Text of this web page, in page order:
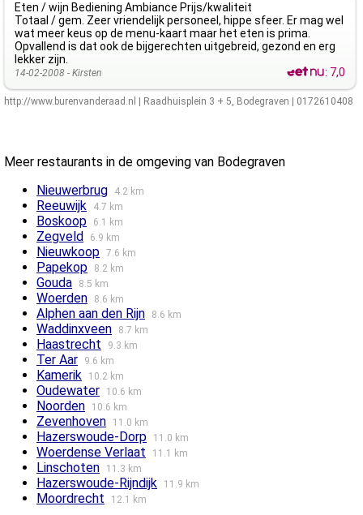
Eten / wijn Bediening Ambiance Prijs/kwaliteit
Totaal / gem. Zeer vriendelijk personeel, hippe sfeer. Er mag wel
wat meer keus op de menu-kaart maar het eten is prima.
Opvallend is dat ook de bijgerechten uitgebreid, gezond en erg
lekker zijn.
14-02-2008 - Kirsten : 7,0
http://www.burenvanderaad.nl Raadhuisplein 3 + 5, Bodegraven 0172610408
Meer restaurants in de omgeving van Bodegraven
Nieuwerbrug
4.2 km
Reeuwijk 4.7 km
Boskoop 6.1 km
Zegveld 6.9 km
Nieuwkoop 7.6 km
Papekop 8.2 km
Gouda 8.5 km
Woerden 8.6 km
Alphen aan den Rijn 8.6 km
Waddinxveen 8.7 km
Haastrecht 9.3 km
Ter Aar 9.6 km
Kamerik 10.2 km
Oudewater 10.6 km
Noorden 10.6 km
Zevenhoven 11.0 km
Hazerswoude-Dorp 11.0 km
Woerdense Verlaat 11.1 km
Linschoten 11.3 km
Hazerswoude-Rijndijk 11.9 km
Moordrecht 12.1 km